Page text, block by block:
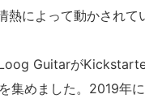
熱によって動かされて
Guitarが
集めました。2019年